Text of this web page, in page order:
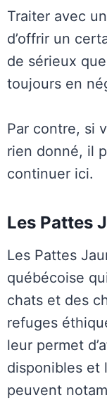
Traiter avec
d’offrir un
de sérieux
toujours en
Par contre, si
rien donné, il
continuer ici.
Les Pattes
Les Pattes
québécoise
chats et des
refuges
leur permet
disponibles et
peuvent